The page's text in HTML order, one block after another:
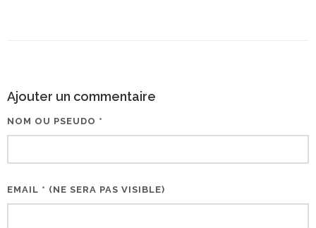
Ajouter un commentaire
NOM OU PSEUDO *
EMAIL * (NE SERA PAS VISIBLE)